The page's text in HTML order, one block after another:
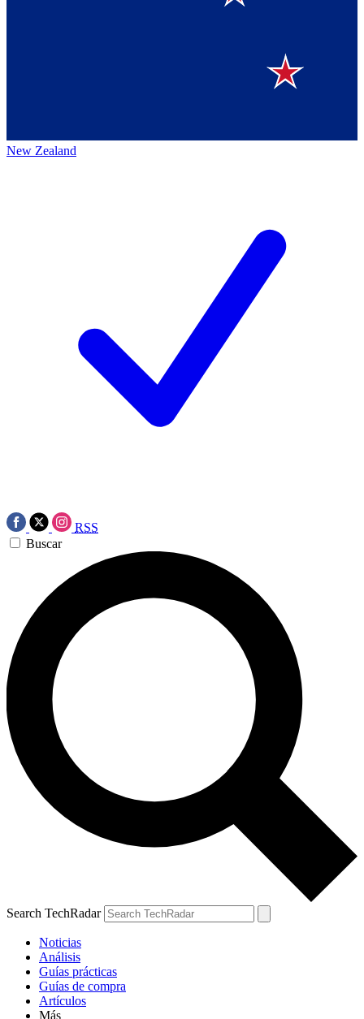
New Zealand
RSS
Buscar
Search TechRadar
Noticias
Análisis
Guías prácticas
Guías de compra
Artículos
Más